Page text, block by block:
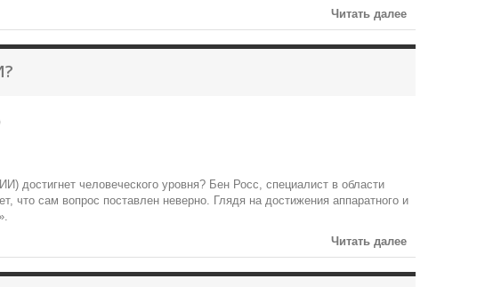
Читать далее
достигнет человеческого уровня? Бен Росс, специалист в области
что сам вопрос поставлен неверно. Глядя на достижения аппаратного и
Читать далее